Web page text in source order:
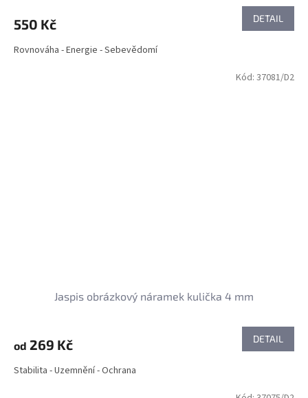
550 Kč DETAIL
Rovnováha - Energie - Sebevědomí
Jaspis obrázkový náramek kulička 4 mm
od 269 Kč DETAIL
Stabilita - Uzemnění - Ochrana
Kód: 37081/D2